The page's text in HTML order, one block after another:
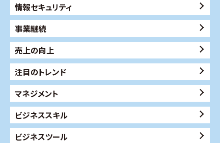
情報セキュリティ
事業継続
売上の向上
注目のトレンド
マネジメント
ビジネススキル
ビジネスツール